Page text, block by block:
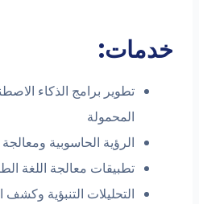
تطوير برامج الذكاء الاصطناعي
المحمولة
الرؤية الحاسوبية ومعالجة الصور
تطبيقات معالجة اللغة الطبيعية
التحليلات التنبؤية وكشف الاحتيال